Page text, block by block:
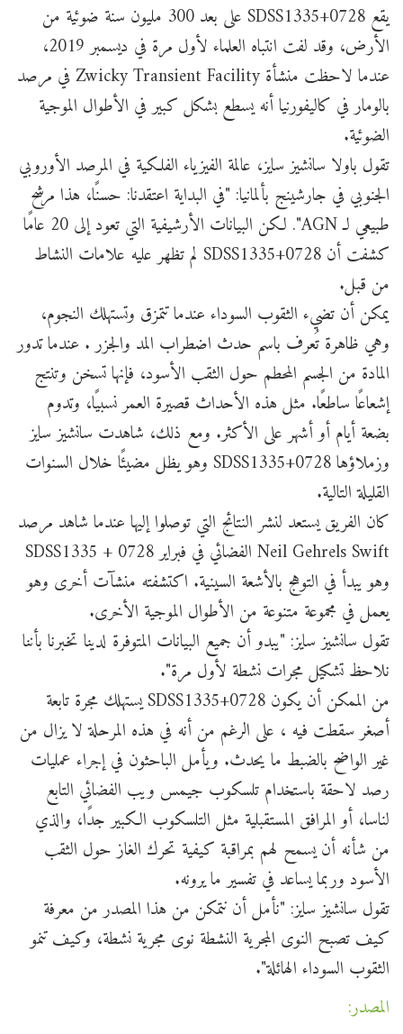
يقع SDSS1335+0728 على بعد 300 مليون سنة ضوئية من
الأرض، وقد لفت انتباه العلماء لأول مرة في ديسمبر 2019،
عندما لاحظت منشأة Zwicky Transient Facility في مرصد
بالومار في كاليفورنيا أنه يسطع بشكل كبير في الأطوال الموجية
الضوئية.
تقول باولا سانشيز سايز، عالمة الفيزياء الفلكية في المرصد الأوروبي
الجنوبي في جارشينج بألمانيا: "في البداية اعتقدنا: حسنًا، هذا مرشح
طبيعي لـ AGN". لكن البيانات الأرشيفية التي تعود إلى 20 عامًا
كشفت أن SDSS1335+0728 لم تظهر عليه علامات النشاط
من قبل.
يمكن أن تضيء الثقوب السوداء عندما تتمزق وتستهلك النجوم،
وهي ظاهرة تُعرف باسم حدث اضطراب المد والجزر . عندما تدور
المادة من الجسم المحطم حول الثقب الأسود، فإنها تسخن وتنتج
إشعاعًا ساطعًا. مثل هذه الأحداث قصيرة العمر نسبيًا، وتدوم
بضعة أيام أو أشهر على الأكثر. ومع ذلك، شاهدت سانشيز سايز
وزملاؤها SDSS1335+0728 وهو يظل مضيئًا خلال السنوات
القليلة التالية.
كان الفريق يستعد لنشر النتائج التي توصلوا إليها عندما شاهد مرصد
Neil Gehrels Swift الفضائي في فبراير SDSS1335 + 0728
وهو يبدأ في التوهج بالأشعة السينية. اكتشفته منشآت أخرى وهو
يعمل في مجموعة متنوعة من الأطوال الموجية الأخرى.
تقول سانشيز سايز: "يبدو أن جميع البيانات المتوفرة لدينا تخبرنا بأننا
نلاحظ تشكيل مجرات نشطة لأول مرة".
من الممكن أن يكون SDSS1335+0728 يستهلك مجرة تابعة
أصغر سقطت فيه ، على الرغم من أنه في هذه المرحلة لا يزال من
غير الواضح بالضبط ما يحدث. ويأمل الباحثون في إجراء عمليات
رصد لاحقة باستخدام تلسكوب جيمس ويب الفضائي التابع
لناسا، أو المرافق المستقبلية مثل التلسكوب الكبير جدًا، والذي
من شأنه أن يسمح لهم بمراقبة كيفية تحرك الغاز حول الثقب
الأسود وربما يساعد في تفسير ما يرونه.
تقول سانشيز سايز: "نأمل أن نتمكن من هذا المصدر من معرفة
كيف تصبح النوى المجرية النشطة نوى مجرية نشطة، وكيف تنمو
الثقوب السوداء الهائلة".
المصدر: